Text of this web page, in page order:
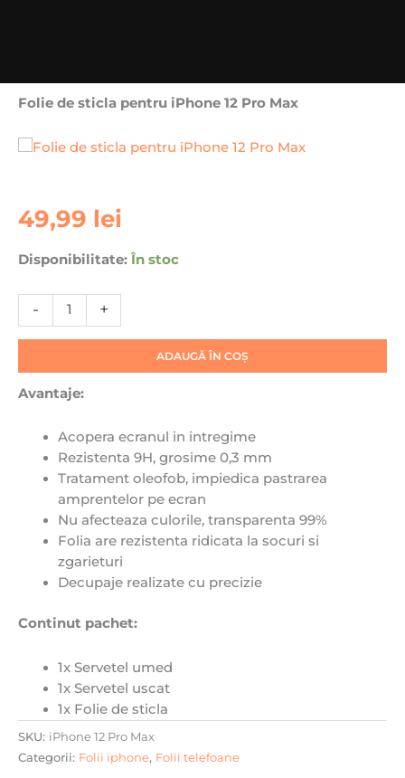
Folie de sticla pentru iPhone 12 Pro Max
49,99 lei
Disponibilitate: În stoc
-
Cantitate
Folie
sticla
pentru
iPhone
12
Max
+
ADAUGĂ ÎN COȘ
Avantaje:
Acopera ecranul in intregime
Rezistenta 9H, grosime 0,3 mm
Tratament oleofob, impiedica pastrarea
amprentelor pe ecran
Nu afecteaza culorile, transparenta 99%
Folia are rezistenta ridicata la socuri si
zgarieturi
Decupaje realizate cu precizie
Continut pachet:
1x Servetel umed
1x Servetel uscat
1x Folie de sticla
SKU: iPhone 12 Pro Max
Categorii: Folii iphone, Folii telefoane